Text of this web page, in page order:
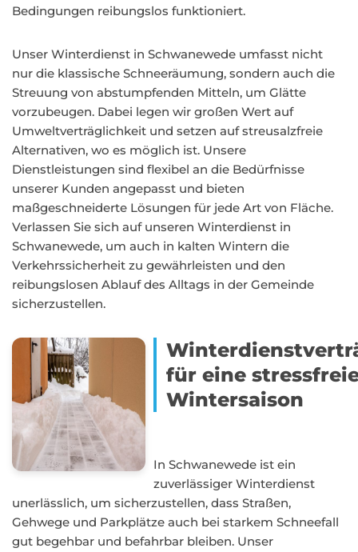
Bedingungen reibungslos funktioniert.
Unser Winterdienst in Schwanewede umfasst nicht
nur die klassische Schneeräumung, sondern auch die
Streuung von abstumpfenden Mitteln, um Glätte
vorzubeugen. Dabei legen wir großen Wert auf
Umweltverträglichkeit und setzen auf streusalzfreie
Alternativen, wo es möglich ist. Unsere
Dienstleistungen sind flexibel an die Bedürfnisse
unserer Kunden angepasst und bieten
maßgeschneiderte Lösungen für jede Art von Fläche.
Verlassen Sie sich auf unseren Winterdienst in
Schwanewede, um auch in kalten Wintern die
Verkehrssicherheit zu gewährleisten und den
reibungslosen Ablauf des Alltags in der Gemeinde
sicherzustellen.
für eine
Wintersaison
In Schwanewede ist ein
zuverlässiger Winterdienst
unerlässlich, um sicherzustellen, dass Straßen,
Gehwege und Parkplätze auch bei starkem Schneefall
gut begehbar und befahrbar bleiben. Unser